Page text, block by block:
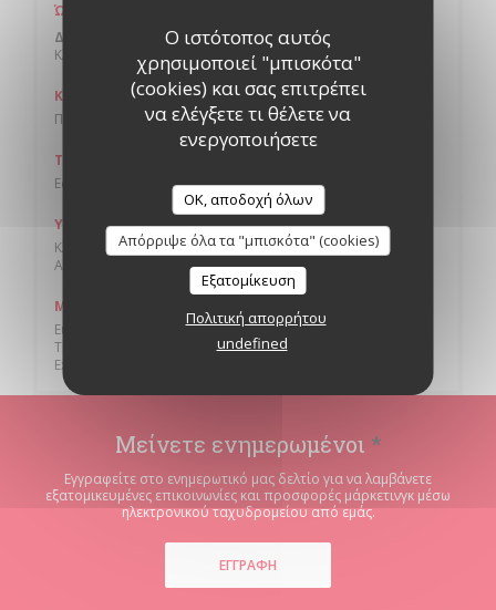
Ο ιστότοπος αυτός
χρησιμοποιεί "μπισκότα"
(cookies) και σας επιτρέπει
να ελέγξετε τι θέλετε να
ενεργοποιήσετε
OK, αποδοχή όλων
Απόρριψε όλα τα "μπισκότα" (cookies)
Εξατομίκευση
Πολιτική απορρήτου
undefined
Ώρες λειτουργίας
Δ�
Κλειστό
Κουζίνα
Παγκόσμια Κουζίνα, Παραδοσιακά γαλλικά
Τύπος επιχείρησης
Εστιατόριο με μπαρ
Υπηρεσίες
Κλιματισμός, Παιδικό μενού, Ανελκυστήρας,
Απενεργοποιημένη πρόσβαση, WIFI, ταράτσα
Μέθοδοι πληρωμής
Eurocard / Mastercard, Το εστιατόριο TitresΤο εστιατόριο
Titres, Μετρητά, Visa, Κουπόνια διακοπών, American
Express, Χρεωστική κάρτα
Μείνετε ενημερωμένοι *
Εγγραφείτε στο ενημερωτικό μας δελτίο για να λαμβάνετε
εξατομικευμένες επικοινωνίες και προσφορές μάρκετινγκ μέσω
ηλεκτρονικού ταχυδρομείου από εμάς.
ΕΓΓΡΑΦΉ